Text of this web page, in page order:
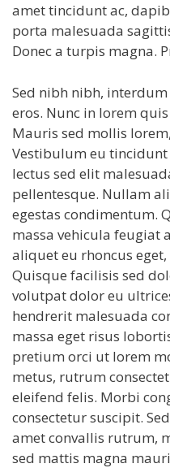
amet tincidunt ac,
porta malesuada
Donec a turpis magna.
Sed nibh nibh,
eros. Nunc in lorem
Mauris sed mollis
Vestibulum eu
lectus sed elit
pellentesque. Nullam
egestas condimentum.
massa vehicula feugiat
aliquet eu rhoncus
Quisque facilisis sed
volutpat dolor eu
hendrerit malesuada
massa eget risus
pretium orci ut lorem
metus, rutrum
eleifend felis. Morbi
consectetur suscipit.
amet convallis rutrum,
sed mattis magna